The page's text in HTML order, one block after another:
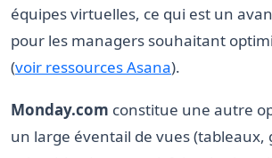
équipes virtuelles, ce qui est un
pour les managers souhaitant
(voir ressources Asana).
Monday.com constitue une autre
un large éventail de vues (tableaux,